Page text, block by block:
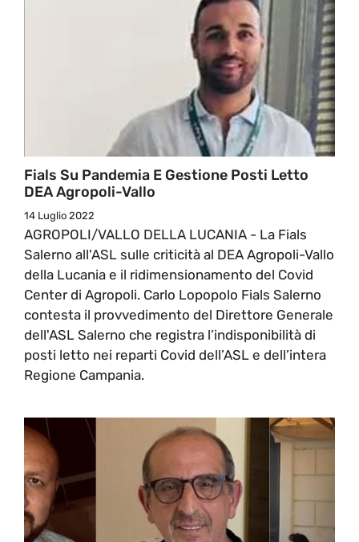
Fials Su Pandemia E Gestione Posti Letto
DEA Agropoli-Vallo
14 Luglio 2022
AGROPOLI/VALLO DELLA LUCANIA - La Fials
Salerno all'ASL sulle criticità al DEA Agropoli-Vallo
della Lucania e il ridimensionamento del Covid
Center di Agropoli. Carlo Lopopolo Fials Salerno
contesta il provvedimento del Direttore Generale
dell'ASL Salerno che registra l’indisponibilità di
posti letto nei reparti Covid dell’ASL e dell’intera
Regione Campania.